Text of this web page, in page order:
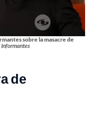
sobre la masacre de
Informantes
de